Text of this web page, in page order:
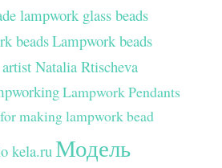
lampwork glass beads
beadsLampwork beads
Natalia Rtischeva
Lampwork Pendants
making lampwork bead
kela.ru Модель